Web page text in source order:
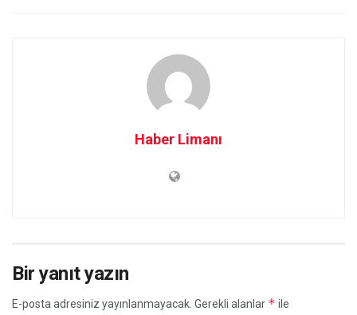
Haber Limanı
Bir yanıt yazın
E-posta adresiniz yayınlanmayacak. Gerekli alanlar * ile